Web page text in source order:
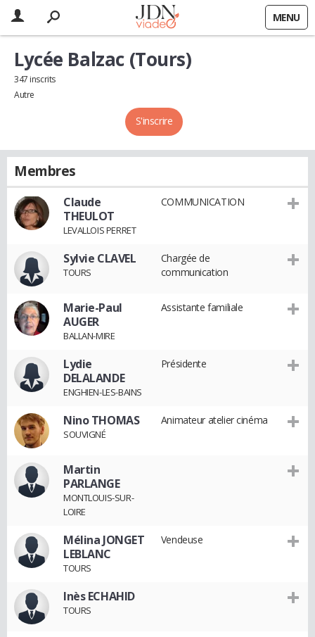
MENU
S'inscrire
Lycée Balzac (Tours)
347 inscrits
Autre
Membres
Claude
THEULOT
LEVALLOIS PERRET
COMMUNICATION
Sylvie CLAVEL
TOURS
Chargée de
communication
Marie-Paul
AUGER
BALLAN-MIRE
Assistante familiale
Lydie
DELALANDE
ENGHIEN-LES-BAINS
Présidente
Nino THOMAS
SOUVIGNÉ
Animateur atelier cinéma
Martin
PARLANGE
MONTLOUIS-SUR-
LOIRE
Mélina JONGET
LEBLANC
TOURS
Vendeuse
Inès ECHAHID
TOURS